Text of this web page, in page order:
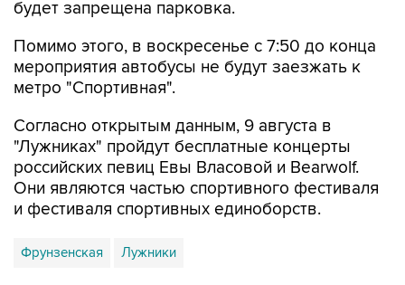
будет запрещена парковка.
Помимо этого, в воскресенье с 7:50 до конца
мероприятия автобусы не будут заезжать к
метро "Спортивная".
Согласно открытым данным, 9 августа в
"Лужниках" пройдут бесплатные концерты
российских певиц Евы Власовой и Bearwolf.
Они являются частью спортивного фестиваля
и фестиваля спортивных единоборств.
Фрунзенская Лужники